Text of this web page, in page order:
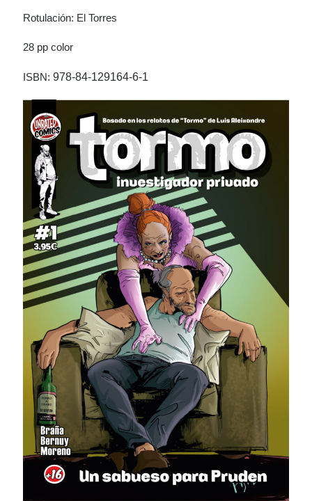
Rotulación: El Torres
28 pp color
ISBN:978-84-129164-6-1